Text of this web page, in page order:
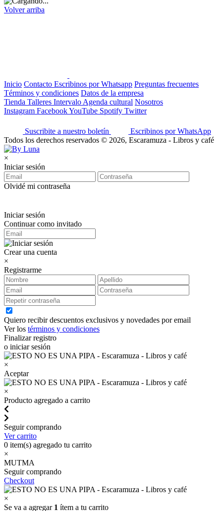
Volver arriba
Inicio Contacto Escribinos por Whatsapp Preguntas frecuentes
Términos y condiciones Datos de la empresa
Tienda Talleres Intervalo Agenda cultural Nosotros
Instagram FacebookYouTube Spotify Twitter
Suscribite a nuestro boletín
Escribinos por WhatsApp
Todos los derechos reservados © 2026, Escaramuza - Libros y café
×
Iniciar sesión
Olvidé mi contraseña
Iniciar sesión
Continuar como invitado
Crear una cuenta
×
Registrarme
Quiero recibir descuentos exclusivos y novedades por email
Ver los términos y condiciones
Finalizar registro
o iniciar sesión
×
Aceptar
×
Producto agregado a carrito
Seguir comprando
Ver carrito
0 item(s) agregado tu carrito
×
MUTMA
Seguir comprando
Checkout
×
Se va a agregar 1 ítem a tu carrito